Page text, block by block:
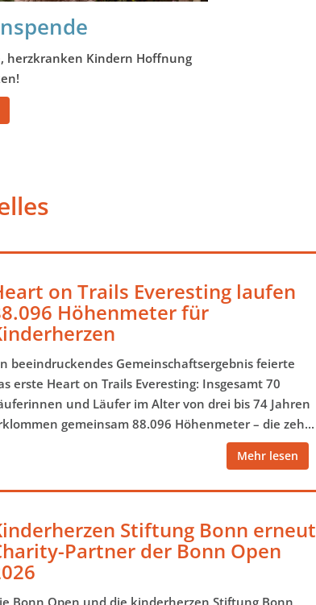
herzkranken Kindern Hoffnung
on Trails Everesting laufen
Höhenmeter für
beeindruckendes Gemeinschaftsergebnis feierte
erste Heart on Trails Everesting: Insgesamt 70
und Läufer im Alter von drei bis 74 Jahren
gemeinsam88.096 Höhenmeter– die zeh...
Mehr lesen
Stiftung Bonn erneut
Partner der Bonn Open
Bonn Open und die kinderherzen Stiftung Bonn